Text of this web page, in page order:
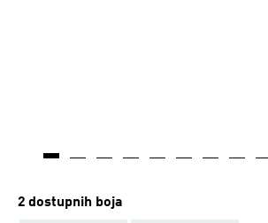
2 dostupnih boja